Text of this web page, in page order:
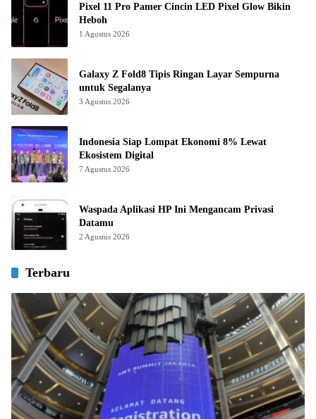
Pixel 11 Pro Pamer Cincin LED Pixel Glow Bikin
Heboh
1 Agustus 2026
Galaxy Z Fold8 Tipis Ringan Layar Sempurna
untuk Segalanya
3 Agustus 2026
Indonesia Siap Lompat Ekonomi 8% Lewat
Ekosistem Digital
7 Agustus 2026
Waspada Aplikasi HP Ini Mengancam Privasi
Datamu
2 Agustus 2026
Terbaru